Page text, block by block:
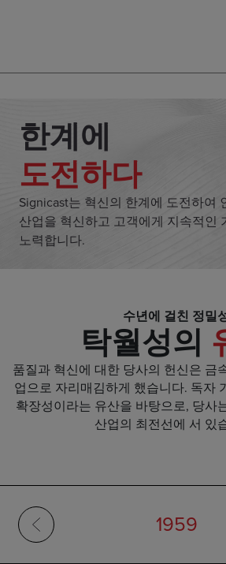
한계에
도전하다
Signicast는 혁신의 한계에 도전하여
산업을 혁신하고 고객에게 지속적인
노력합니다.
수년에 걸친 정밀
탁월성의
품질과 혁신에 대한 당사의 헌신은 금
업으로 자리매김하게 했습니다. 독자
확장성이라는 유산을 바탕으로, 당사
산업의 최전선에 서 있
1959